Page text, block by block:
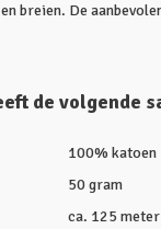
breien. De
de volgende
100% katoen
50 gram
ca. 125 meter